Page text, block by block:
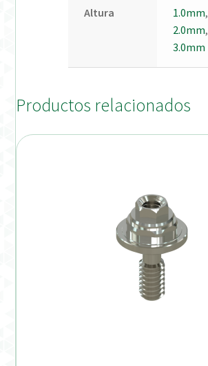
Altura 1.0mm,
2.0mm,
3.0mm
Productos relacionados